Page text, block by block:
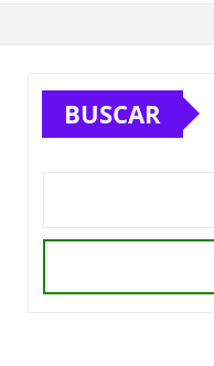
BUSCAR